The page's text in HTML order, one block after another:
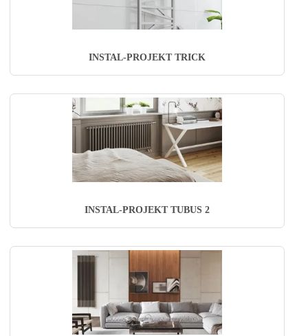
INSTAL-PROJEKT TRICK
INSTAL-PROJEKT TUBUS 2